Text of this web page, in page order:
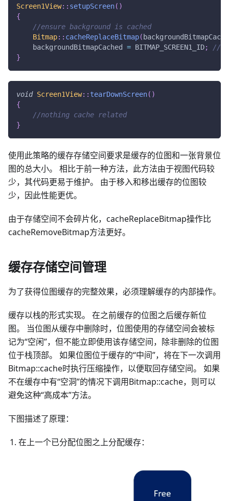
Screen1View:: setupScreen( )
{
//ensure background is cached
Bitmap:: cacheReplaceBitmap(
    backgroundBitmapCached
= BITMAP_SCREEN1_ID;
//
}
void Screen1View:: tearDownScreen( )
{
//nothing cache related
}
使用此策略的缓存存储空间要求是缓存的位图和一张背景位
图的总大小。 相比于前一种方法，此方法由于视图代码较
少，其代码更易于维护。 由于移入和移出缓存的位图较
少，因此性能更优。
由于存储空间不会碎片化，cacheReplaceBitmap操作比
cacheRemoveBitmap方法更好。
缓存存储空间管理
为了获得位图缓存的完整效果，必须理解缓存的内部操作。
缓存以栈的形式实现。 在之前缓存的位图之后缓存新位
图。 当位图从缓存中删除时，位图使用的存储空间会被标
记为“空闲”，但不能立即使用该存储空间，除非删除的位图
位于栈顶部。 如果位图位于缓存的“中间”，将在下一次调用
Bitmap::cache时执行压缩操作，以便取回存储空间。 如果
不在缓存中有“空洞”的情况下调用Bitmap::cache，则可以
避免这种“高成本”方法。
下图描述了原理：
在上一个已分配位图之上分配缓存：